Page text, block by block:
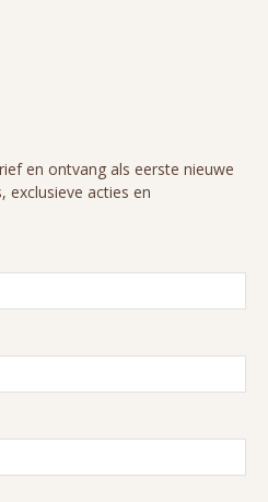
en ontvang als eerste nieuwe
exclusieve acties en